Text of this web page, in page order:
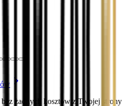
bez żadnych kosztów z Twojej strony